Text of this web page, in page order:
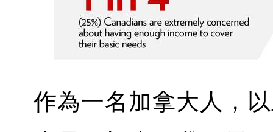
作為一名加拿大人，